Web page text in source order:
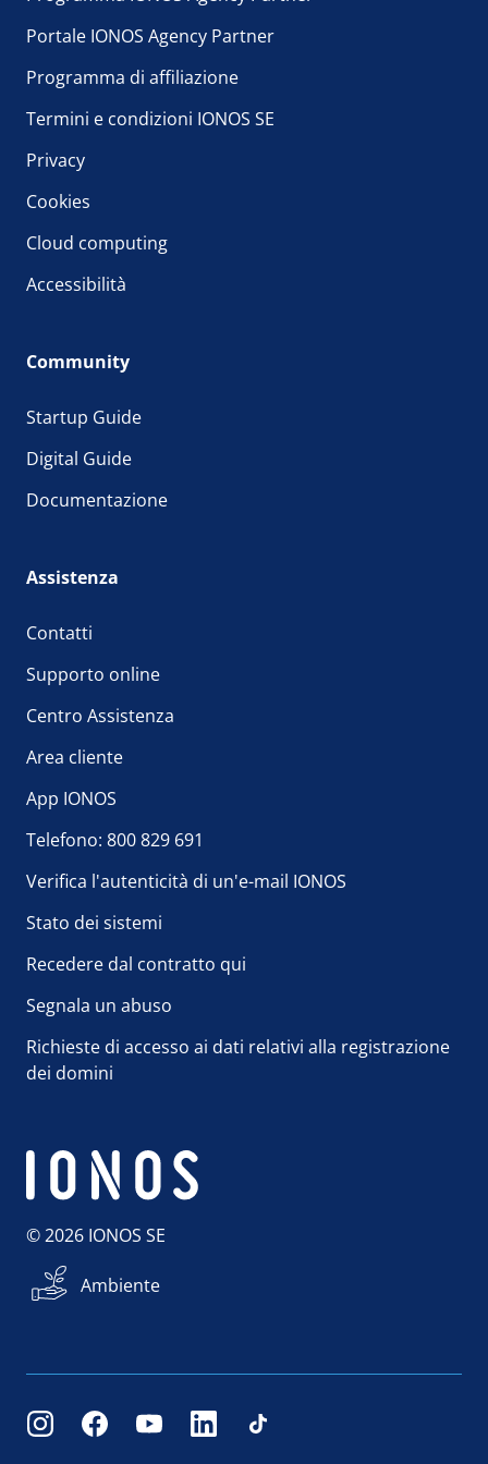
Portale IONOS Agency Partner
Programma di affiliazione
Termini e condizioni IONOS SE
Privacy
Cookies
Cloud computing
Accessibilità
Community
Startup Guide
Digital Guide
Documentazione
Assistenza
Contatti
Supporto online
Centro Assistenza
Area cliente
App IONOS
Telefono: 800 829 691
Verifica l'autenticità di un'e-mail IONOS
Stato dei sistemi
Recedere dal contratto qui
Segnala un abuso
Richieste di accesso ai dati relativi alla registrazione
dei domini
© 2026 IONOS SE
Ambiente